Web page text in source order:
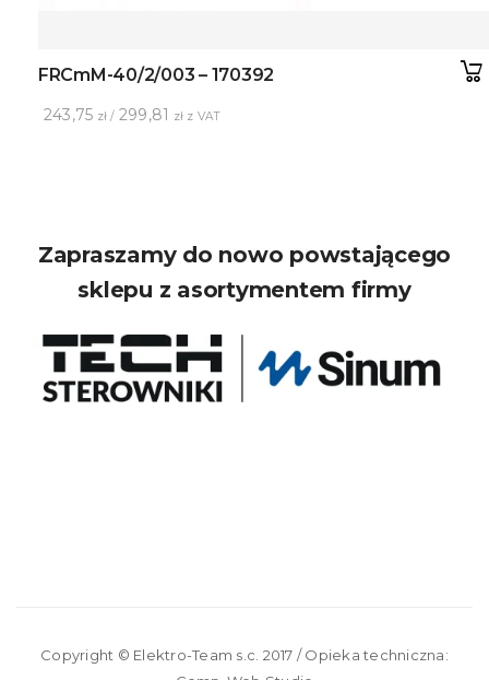
FRCmM-40/2/003 – 170392
243,75 zł / 299,81 zł z VAT
Zapraszamy do nowo powstającego
sklepu z asortymentem firmy
Copyright © Elektro-Team s.c. 2017 / Opieka techniczna: